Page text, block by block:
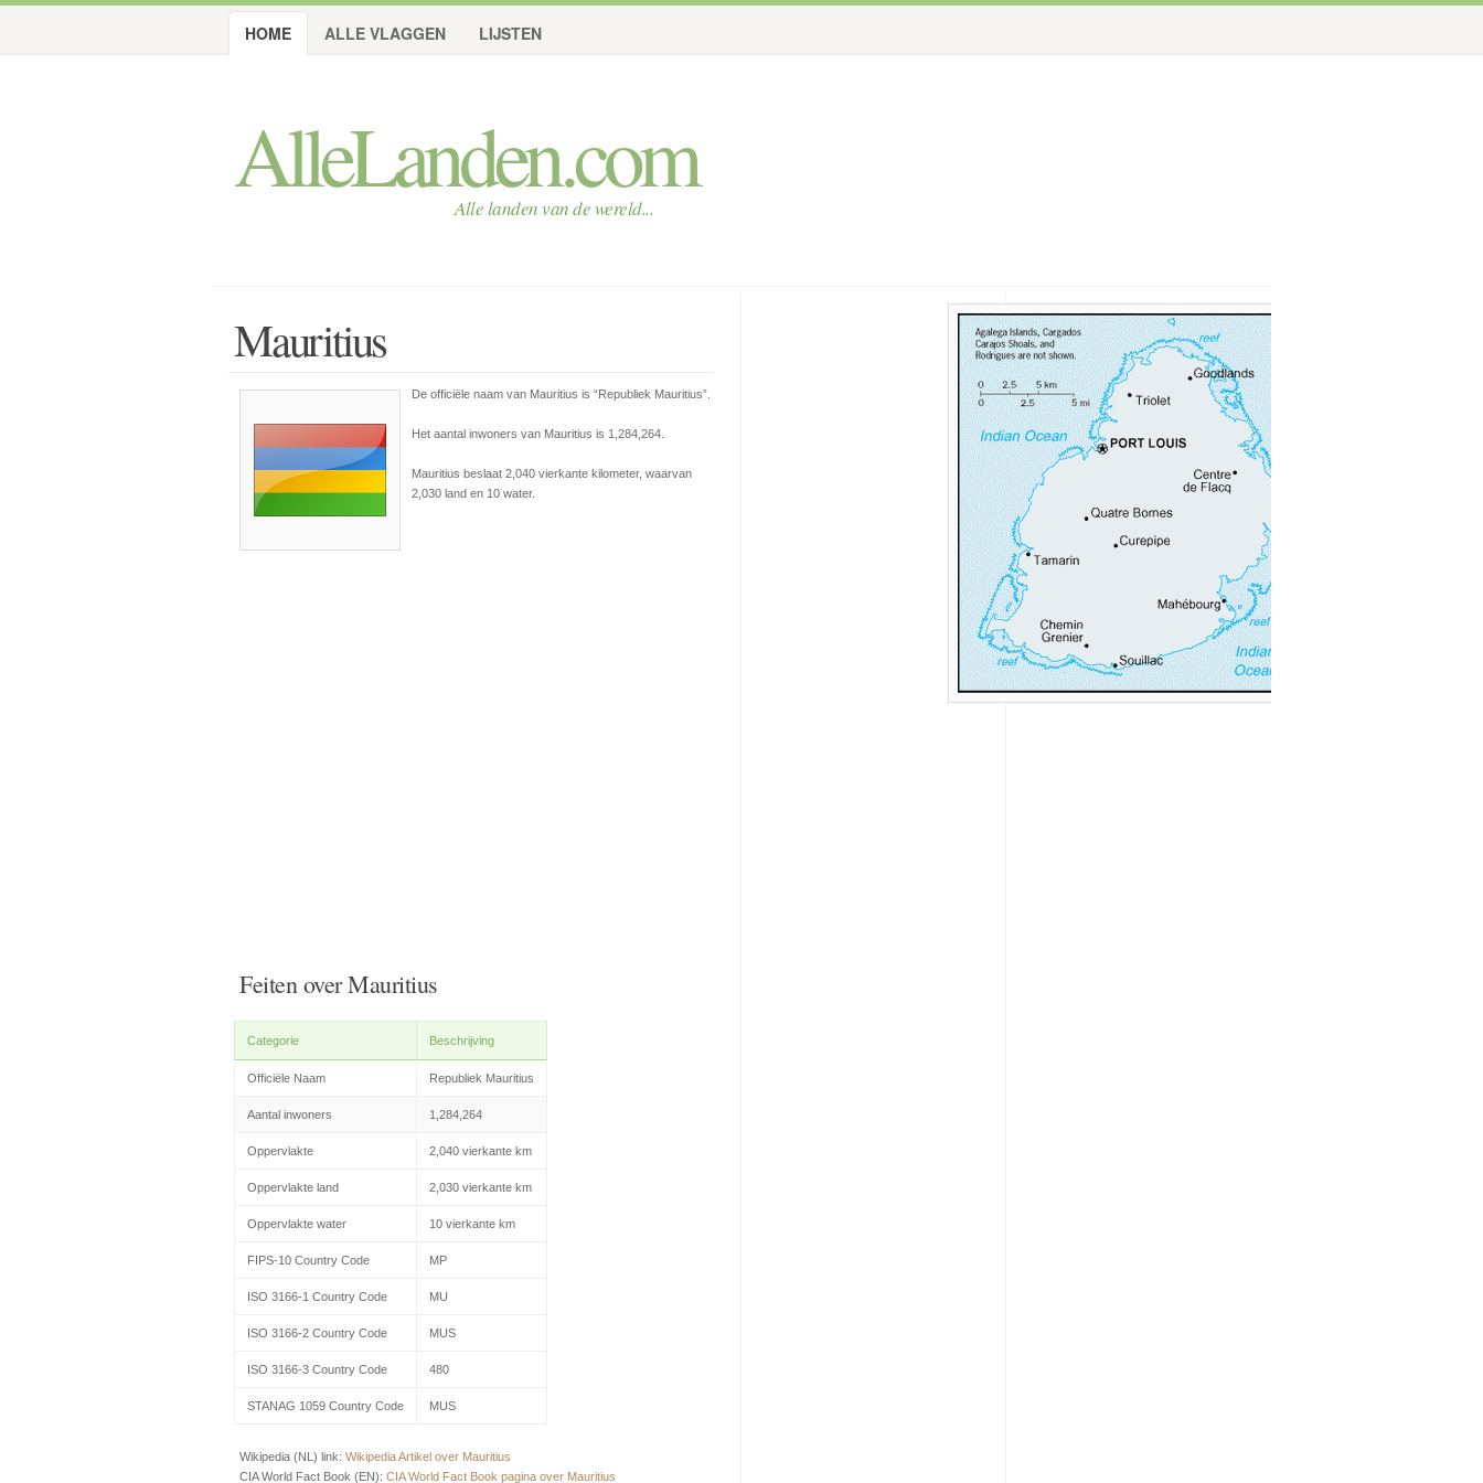
AlleLanden.com
Alle landen van de wereld...
HOME ALLE VLAGGEN LIJSTEN
Mauritius
De officiële naam van Mauritius is “Republiek Mauritius”
Het aantal inwoners van Mauritius is 1,284,264.
Mauritius beslaat 2,040 vierkante kilometer, waarvan
2,030 land en 10 water.
Feiten over Mauritius
Categorie Beschrijving
Officiële Naam Republiek Mauritius
Aantal inwoners 1,284,264
Oppervlakte 2,040 vierkante km
Oppervlakte land 2,030 vierkante km
Oppervlakte water 10 vierkante km
FIPS-10 Country Code MP
ISO 3166-1 Country Code MU
ISO 3166-2 Country Code MUS
ISO 3166-3 Country Code 480
STANAG 1059 Country Code MUS
Wikipedia (NL) link: Wikipedia Artikel over Mauritius
CIA World Fact Book (EN): CIA World Fact Book pagina over Mauritius